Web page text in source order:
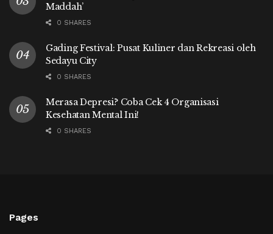
Maddah’
0 SHARES
Gading Festival: Pusat Kuliner dan Rekreasi oleh
Sedayu City
0 SHARES
Merasa Depresi? Coba Cek 4 Organisasi
Kesehatan Mental Ini!
0 SHARES
Pages